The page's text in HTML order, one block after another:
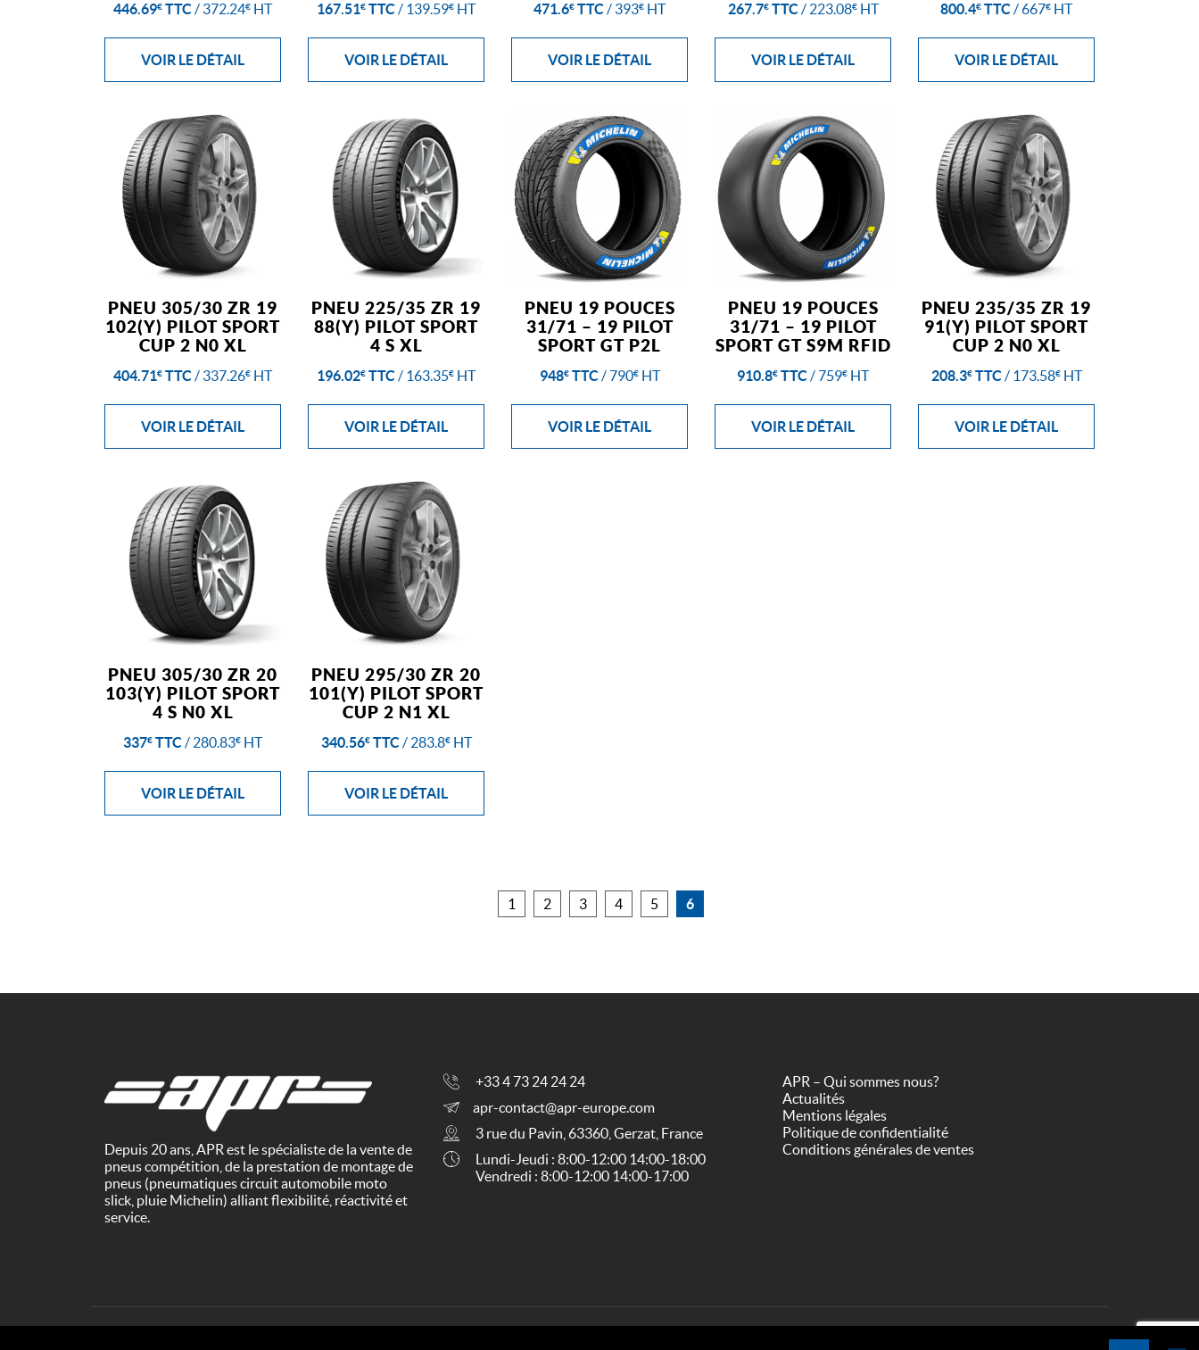
446.69€ TTC/ 372.24€ HT
VOIR LE DÉTAIL
167.51€ TTC/ 139.59€ HT
VOIR LE DÉTAIL
471.6€ TTC/ 393€ HT
VOIR LE DÉTAIL
267.7€TTC/ 223.08€HT
VOIR LE DÉTAIL
800.4€ TTC/667€ HT
VOIR LE DÉTAIL
PNEU 305/30 ZR 19
102(Y) PILOT SPORT
CUP 2 N0 XL
404.71€ TTC/ 337.26€ HT
VOIR LE DÉTAIL
PNEU 225/35 ZR 19
88(Y) PILOT SPORT
4 S XL
196.02€ TTC/ 163.35€ HT
VOIR LE DÉTAIL
PNEU 19 POUCES
31/71 – 19 PILOT
SPORT GT P2L
948€TTC/ 790€HT
VOIR LE DÉTAIL
PNEU 19 POUCES
31/71 – 19 PILOT
SPORT GT S9M RFID
910.8€ TTC/ 759€ HT
VOIR LE DÉTAIL
PNEU 235/35 ZR 19
91(Y) PILOT SPORT
CUP 2 N0 XL
208.3€TTC/ 173.58€HT
VOIR LE DÉTAIL
PNEU 305/30 ZR 20
103(Y) PILOT SPORT
4 S N0 XL
337€ TTC/ 280.83€ HT
VOIR LE DÉTAIL
PNEU 295/30 ZR 20
101(Y) PILOT SPORT
CUP 2 N1 XL
340.56€TTC/ 283.8€HT
VOIR LE DÉTAIL
1 2 3 4 5 6
Depuis 20 ans, APR est le spécialiste de la vente de
pneus compétition, de la prestation de montage de
pneus (pneumatiques circuit automobile moto
slick, pluie Michelin) alliant flexibilité, réactivité et
service.
+33 4 73 24 24 24
apr-contact@apr-europe.com
3 rue du Pavin, 63360, Gerzat, France
Lundi-Jeudi : 8:00-12:00 14:00-18:00
Vendredi : 8:00-12:00 14:00-17:00
APR – Qui sommes nous?
Actualités
Mentions légales
Politique de confidentialité
Conditions générales de ventes